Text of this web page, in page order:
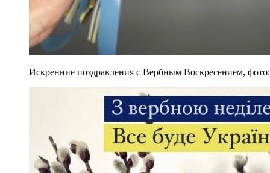
Искренние поздравления с Вербным Воскресением,